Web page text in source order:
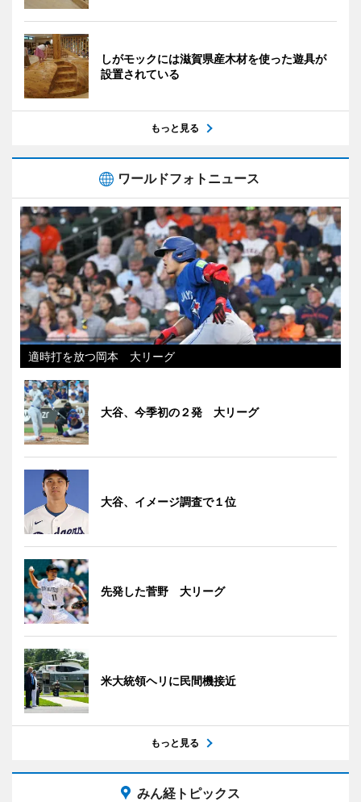
しがモックには滋賀県産木材を使った遊具が
設置されている
もっと見る
ワールドフォトニュース
適時打を放つ岡本 大リーグ
大谷、今季初の２発 大リーグ
大谷、イメージ調査で１位
先発した菅野 大リーグ
米大統領ヘリに民間機接近
もっと見る
みん経トピックス